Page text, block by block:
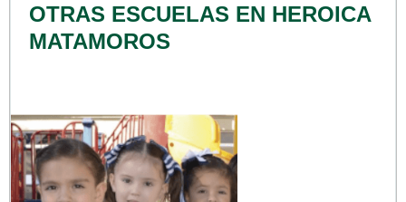
OTRAS ESCUELAS EN HEROICA
MATAMOROS